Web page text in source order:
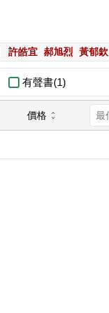
許皓宜 郝旭烈 黃郁欽
有聲書(1)
價格